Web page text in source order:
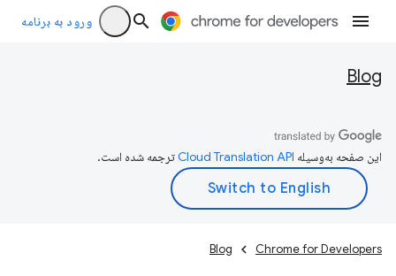
ورود به برنامه
Blog
این صفحه به‌وسیله ترجمه شده است.
Chrome for Developers
Blog